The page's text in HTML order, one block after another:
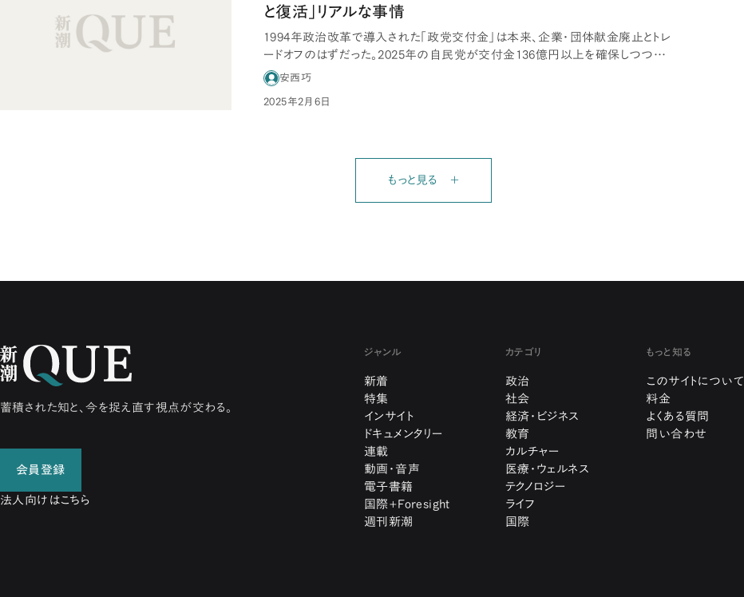
と復活」リアルな事情
1994年政治改革で導入された「政党交付金」は本来、企業・団体献金廃止とトレ
ードオフのはずだった。2025年の自民党が交付金136億円以上を確保しつつ、
「政治に…
安西巧
2025年2月6日
もっと見る ＋
蓄積された知と、今を捉え直す視点が交わる。
会員登録
法人向けはこちら
ジャンル
新着
特集
インサイト
ドキュメンタリー
連載
動画・音声
電子書籍
国際+Foresight
週刊新潮
カテゴリ
政治
社会
経済・ビジネス
教育
カルチャー
医療・ウェルネス
テクノロジー
ライフ
国際
もっと知る
このサイトについて
料金
よくある質問
問い合わせ